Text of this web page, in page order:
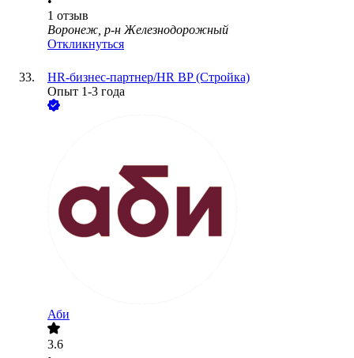
1 отзыв
Воронеж, р-н Железнодорожный
Откликнуться
HR-бизнес-партнер/HR BP (Стройка)
Опыт 1-3 года
Аби
3.6